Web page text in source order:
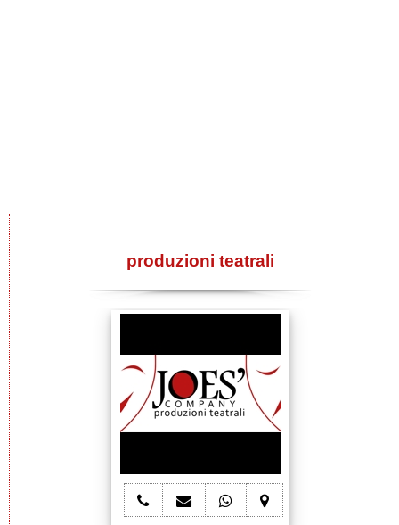
produzioni teatrali
telefono
Joes'
e-
mail
whatsapp
Joes'
mappa
Joes'